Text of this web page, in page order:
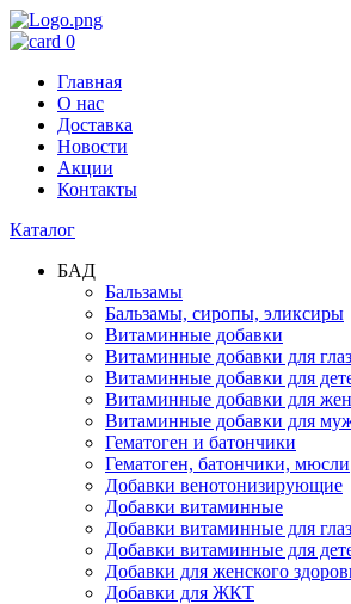
0
Главная
О нас
Доставка
Новости
Акции
Контакты
Каталог
БАД
Бальзамы
Бальзамы, сиропы, эликсиры
Витаминные добавки
Витаминные добавки для глаз
Витаминные добавки для
Витаминные добавки для
Витаминные добавки для
Гематоген и батончики
Гематоген, батончики, мюсли
Добавки венотонизирующие
Добавки витаминные
Добавки витаминные для глаз
Добавки витаминные для
Добавки для женского
Добавки для ЖКТ